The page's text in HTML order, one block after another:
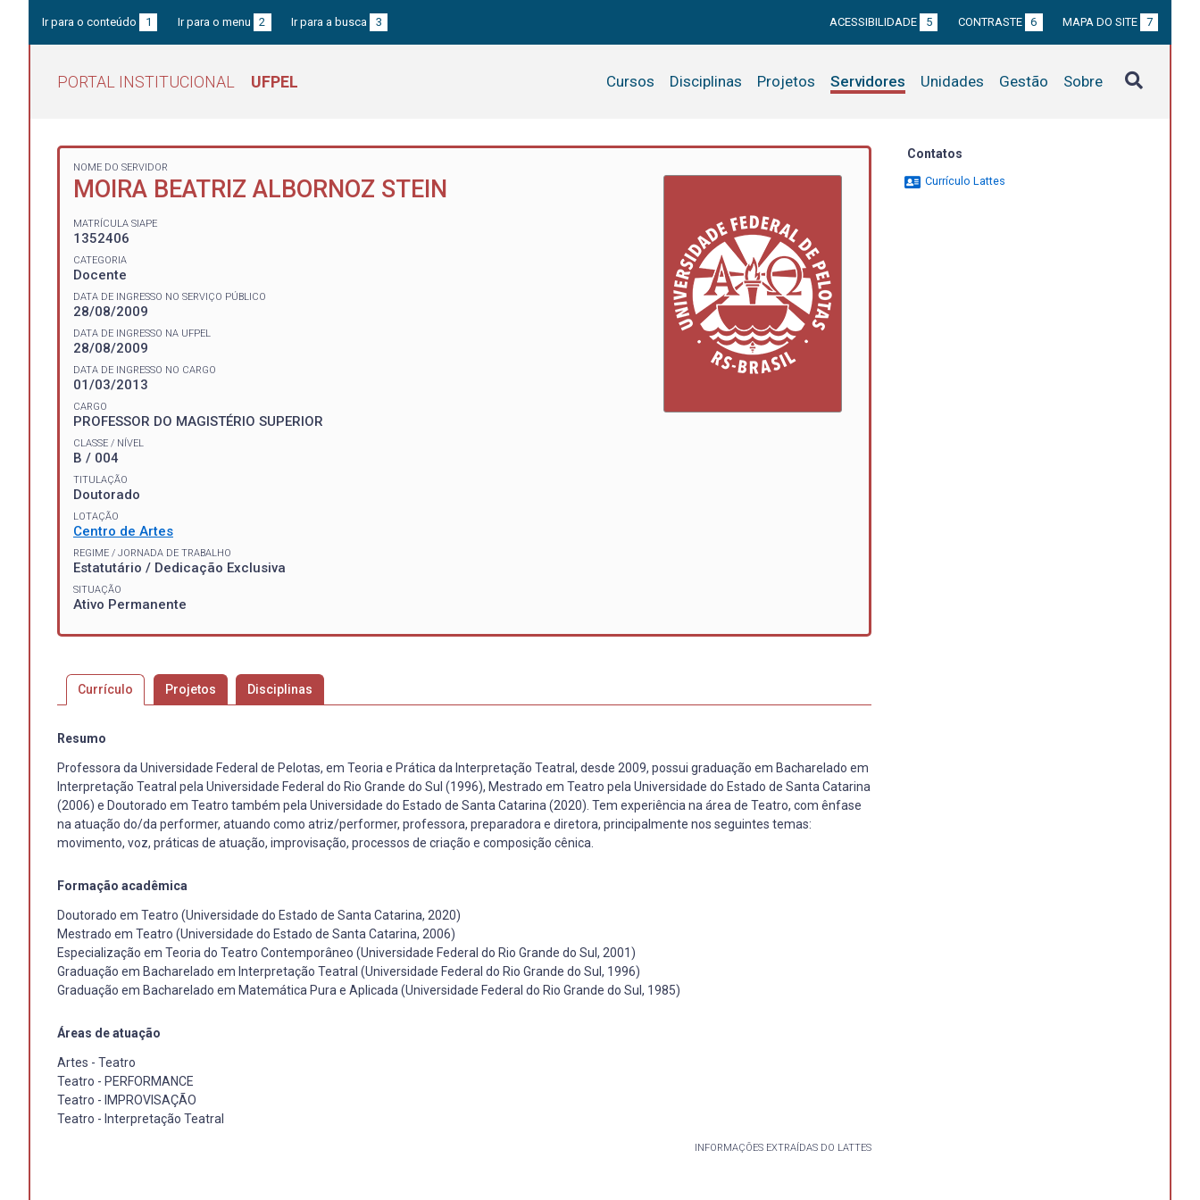
Ir para o conteúdo 1 Ir para o menu 2 Ir para a busca 3 ACESSIBILIDADE 5 CONTRASTE 6 MAPA DO SITE 7
PORTAL INSTITUCIONAL UFPEL Cursos Disciplinas Projetos Servidores Unidades Gestão Sobre
NOME DO SERVIDOR
MOIRA BEATRIZ ALBORNOZ STEIN
MATRÍCULA SIAPE
1352406
CATEGORIA
Docente
DATA DE INGRESSO NO SERVIÇO PÚBLICO
28/08/2009
DATA DE INGRESSO NA UFPEL
28/08/2009
DATA DE INGRESSO NO CARGO
01/03/2013
CARGO
PROFESSOR DO MAGISTÉRIO SUPERIOR
CLASSE / NÍVEL
B / 004
TITULAÇÃO
Doutorado
LOTAÇÃO
Centro de Artes
REGIME / JORNADA DE TRABALHO
Estatutário / Dedicação Exclusiva
SITUAÇÃO
Ativo Permanente
Currículo Projetos Disciplinas
Resumo
Professora da Universidade Federal de Pelotas, em Teoria e Prática da Interpretação Teatral, desde 2009, possui graduação em Bacharelado em
Interpretação Teatral pela Universidade Federal do Rio Grande do Sul (1996), Mestrado em Teatro pela Universidade do Estado de Santa Catarina
(2006) e Doutorado em Teatro também pela Universidade do Estado de Santa Catarina (2020). Tem experiência na área de Teatro, com ênfase
na atuação do/da performer, atuando como atriz/performer, professora, preparadora e diretora, principalmente nos seguintes temas:
movimento, voz, práticas de atuação, improvisação, processos de criação e composição cênica.
Formação acadêmica
Doutorado em Teatro (Universidade do Estado de Santa Catarina, 2020)
Mestrado em Teatro (Universidade do Estado de Santa Catarina, 2006)
Especialização em Teoria do Teatro Contemporâneo (Universidade Federal do Rio Grande do Sul, 2001)
Graduação em Bacharelado em Interpretação Teatral (Universidade Federal do Rio Grande do Sul, 1996)
Graduação em Bacharelado em Matemática Pura e Aplicada (Universidade Federal do Rio Grande do Sul, 1985)
Áreas de atuação
Artes - Teatro
Teatro - PERFORMANCE
Teatro - IMPROVISAÇÃO
Teatro - Interpretação Teatral
INFORMAÇÕES EXTRAÍDAS DO LATTES
Contatos
Currículo Lattes